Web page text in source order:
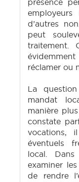
présence
d’autres
peut
traitement.
réclamer ou
La
mandat
manière
constate
vocations,
éventuels
local.
examiner
de rendre